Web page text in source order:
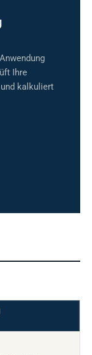
Ihre
kalkuliert